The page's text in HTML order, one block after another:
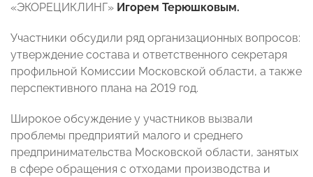
«ЭКОРЕЦИКЛИНГ» Игорем Терюшковым.
Участники обсудили ряд организационных вопросов:
утверждение состава и ответственного секретаря
профильной Комиссии Московской области, а также
перспективного плана на 2019 год.
Широкое обсуждение у участников вызвали
проблемы предприятий малого и среднего
предпринимательства Московской области, занятых
в сфере обращения с отходами производства и